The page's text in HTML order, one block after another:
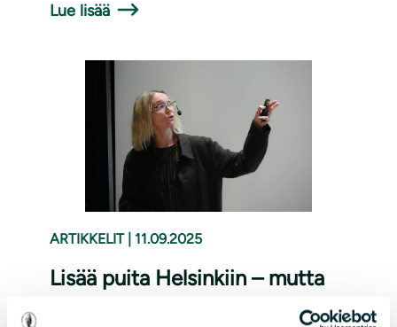
Lue lisää
ARTIKKELIT 11.09.2025
Lisää puita Helsinkiin – mutta